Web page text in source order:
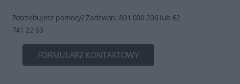
Potrzebujesz pomocy? Zadzwoń: 801 000 206 lub 62
741 22 63
FORMULARZ KONTAKTOWY